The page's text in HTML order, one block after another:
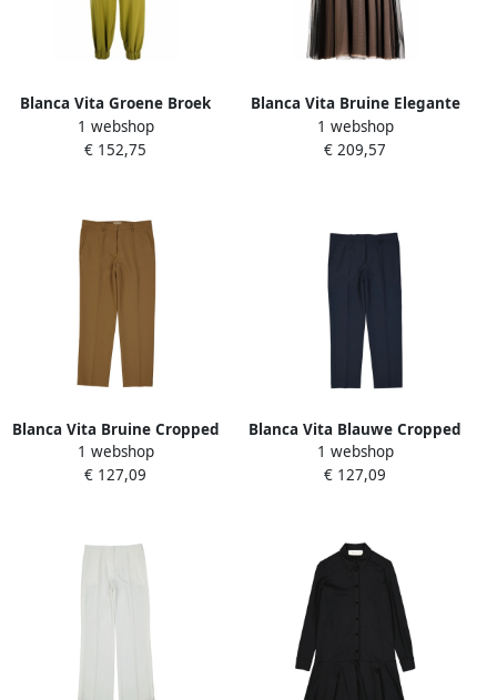
Blanca Vita Groene Broek
voor Vrouwen Green Dames
1 webshop
€ 152,75
Blanca Vita Bruine Elegante
Rok Dameskleding Brown
Dames
1 webshop
€ 209,57
Blanca Vita Bruine Cropped
Broek Damesmode Brown
Dames
1 webshop
€ 127,09
Blanca Vita Blauwe Cropped
Broek Damesmode Blue
Dames
1 webshop
€ 127,09